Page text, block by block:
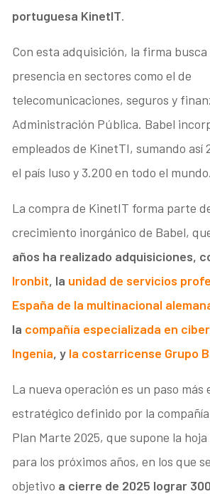
portuguesa KinetIT.
Con esta adquisición, la firma
presencia en sectores como el de
telecomunicaciones, seguros y
Administración Pública. Babel
empleados de KinetTI, sumando así
el país luso y 3.200 en todo el mundo.
La compra de KinetIT forma parte
crecimiento inorgánico de Babel,
años ha realizado adquisiciones,
Ironbit, la unidad de servicios
España de la multinacional
la compañía especializada en
Ingenia, y la costarricense Grupo
La nueva operación es un paso más
estratégico definido por la
Plan Marte 2025, que supone la
para los próximos años, en los que
objetivo a cierre de 2025 lograr